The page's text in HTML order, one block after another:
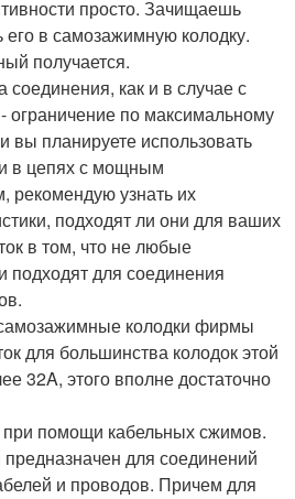
просто. Зачищаешь
в самозажимную колодку.
получается.
соединения, как и в случае с
ограничение по максимальному
вы планируете использовать
в цепях с мощным
рекомендую узнать их
подходят ли они для ваших
в том, что не любые
для соединения
колодки фирмы
для большинства колодок этой
32A, этого вполне достаточно
помощи кабельных сжимов.
для соединений
и проводов. Причем для